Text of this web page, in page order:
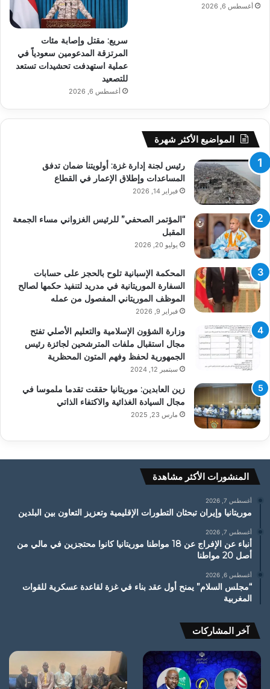
أغسطس 6, 2026
سريع: مقتل وإصابة مئات
المرتزقة المدعومين سعودياً في
عملية استهدفت تحشيدات تستعد
للتصعيد
أغسطس 6, 2026
المواضيع الأكثر شهرة
رئيس لجنة إدارة غزة: أولويتنا ضمان تدفق
المساعدات وإطلاق الإعمار في القطاع
فبراير 14, 2026
“المؤتمر الصحفي” للرئيس الغزواني مساء الجمعة
المقبل
يوليو 20, 2026
المحكمة الإسبانية تلوح بالحجز على حسابات
السفارة الموريتانية في مدريد لتنفيذ حكمها لصالح
الموظف الموريتاني المفصول من عمله
فبراير 9, 2026
وزارة الشؤون الإسلامية والتعليم الأصلي تفتح
مجال استقبال ملفات المترشحين لجائزة رئيس
الجمهورية لحفظ وفهم المتون المحظرية
سبتمبر 12, 2024
زين العابدين: موريتانيا حققت تقدما ملموسا في
مجال السيادة الغذائية والاكتفاء الذاتي
مارس 23, 2025
المنشورات الأكثر مشاهدة
أغسطس 7, 2026
موريتانيا وإيران تبحثان التطورات الإقليمية وتعزيز التعاون بين البلدين
أغسطس 7, 2026
أنباء عن الإفراج عن 18 مواطنا موريتانيا كانوا محتجزين في مالي من
أصل 20 مواطنا
أغسطس 6, 2026
“مجلس السلام” يمنح أول عقد بناء في غزة لقاعدة عسكرية للقوات
المغربية
آخر المشاركات